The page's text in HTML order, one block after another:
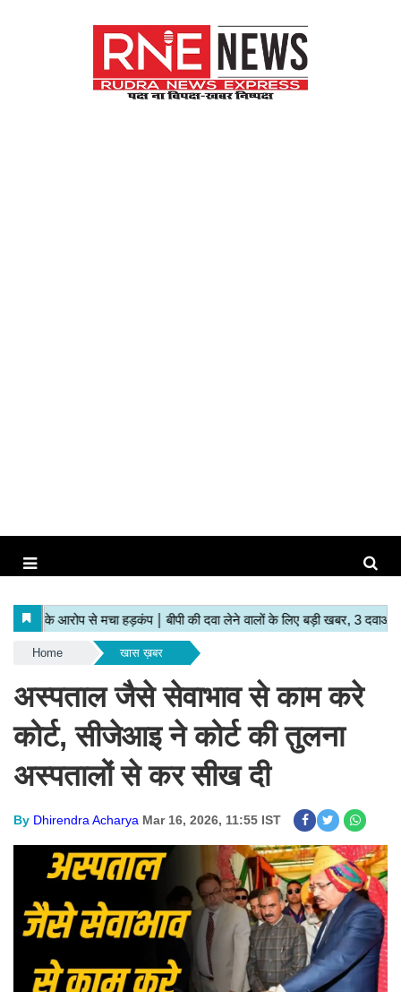
Home खास ख़बर
अस्पताल जैसे सेवाभाव से काम करे
कोर्ट, सीजेआइ ने कोर्ट की तुलना
अस्पतालों से कर सीख दी
By Dhirendra Acharya Mar 16, 2026, 11:55 IST